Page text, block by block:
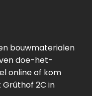
bouwmaterialen
doe-het-
online of kom
2C in